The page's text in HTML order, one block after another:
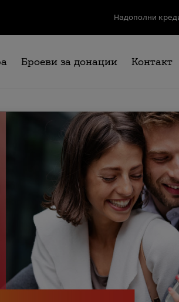
Надополни
Броеви за донации Контакт